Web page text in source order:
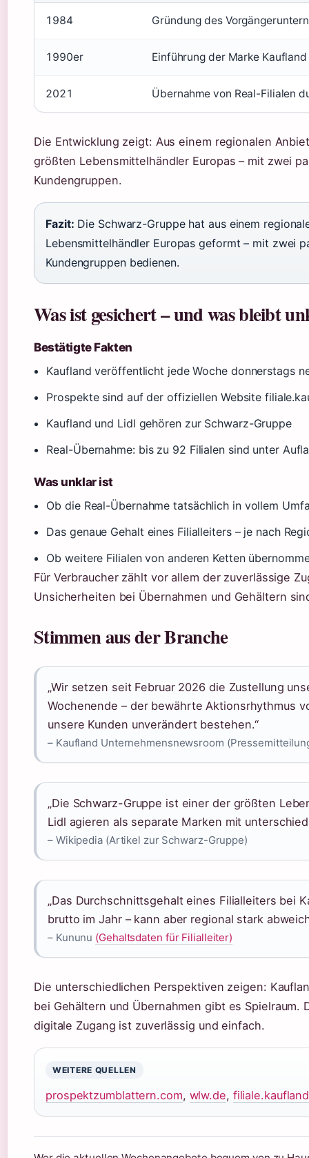
1984 Gründung des
1990er Einführung der Marke
2021 Übernahme von Real-Filialen
Die Entwicklung zeigt: Aus einem regionalen
größten Lebensmittelhändler Europas – mit zwei
Kundengruppen.
Fazit: Die Schwarz-Gruppe hat aus einem
Lebensmittelhändler Europas geformt – mit zwei
Kundengruppen bedienen.
Was ist gesichert – und was bleibt
Bestätigte Fakten
Kaufland veröffentlicht jede Woche donnerstags
Prospekte sind auf der offiziellen Website
Kaufland und Lidl gehören zur Schwarz-Gruppe
Real-Übernahme: bis zu 92 Filialen sind unter
Was unklar ist
Ob die Real-Übernahme tatsächlich in vollem
Das genaue Gehalt eines Filialleiters – je nach
Ob weitere Filialen von anderen Ketten
Für Verbraucher zählt vor allem der zuverlässige
Unsicherheiten bei Übernahmen und Gehältern
Stimmen aus der Branche
„Wir setzen seit Februar 2026 die Zustellung
Wochenende – der bewährte Aktionsrhythmus
unsere Kunden unverändert bestehen.“
– Kaufland Unternehmensnewsroom
„Die Schwarz-Gruppe ist einer der größten
Lidl agieren als separate Marken mit
– Wikipedia (Artikel zur Schwarz-Gruppe)
„Das Durchschnittsgehalt eines Filialleiters bei
brutto im Jahr – kann aber regional stark
– Kununu (Gehaltsdaten für Filialleiter)
Die unterschiedlichen Perspektiven zeigen:
bei Gehältern und Übernahmen gibt es Spielraum.
digitale Zugang ist zuverlässig und einfach.
WEITERE QUELLEN
prospektzumblattern.com, wlw.de,